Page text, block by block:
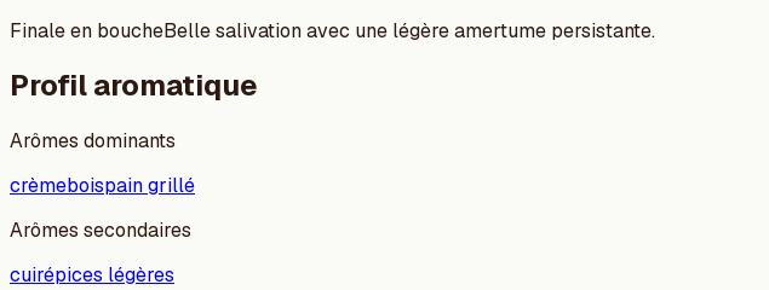
Finale en boucheBelle salivation avec une légère amertume persistante.
Profil aromatique
Arômes dominants
crèmeboispain grillé
Arômes secondaires
cuirépices légères